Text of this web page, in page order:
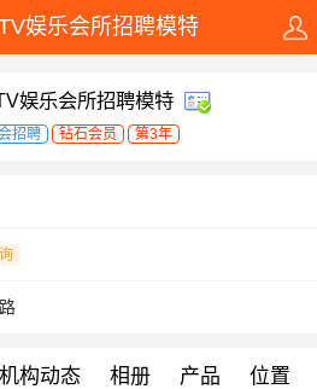
娱乐会所招聘模特
娱乐会所招聘模特
招聘 钻石会员 第3年
机构动态 相册 产品 位置